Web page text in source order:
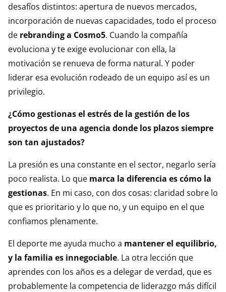
desafíos distintos: apertura de nuevos mercados,
incorporación de nuevas capacidades, todo el proceso
de rebranding a Cosmo5. Cuando la compañía
evoluciona y te exige evolucionar con ella, la
motivación se renueva de forma natural. Y poder
liderar esa evolución rodeado de un equipo así es un
privilegio.
¿Cómo gestionas el estrés de la gestión de los
proyectos de una agencia donde los plazos siempre
son tan ajustados?
La presión es una constante en el sector, negarlo sería
poco realista. Lo que marca la diferencia es cómo la
gestionas. En mi caso, con dos cosas: claridad sobre lo
que es prioritario y lo que no, y un equipo en el que
confiamos plenamente.
El deporte me ayuda mucho a mantener el equilibrio,
y la familia es innegociable. La otra lección que
aprendes con los años es a delegar de verdad, que es
probablemente la competencia de liderazgo más difícil